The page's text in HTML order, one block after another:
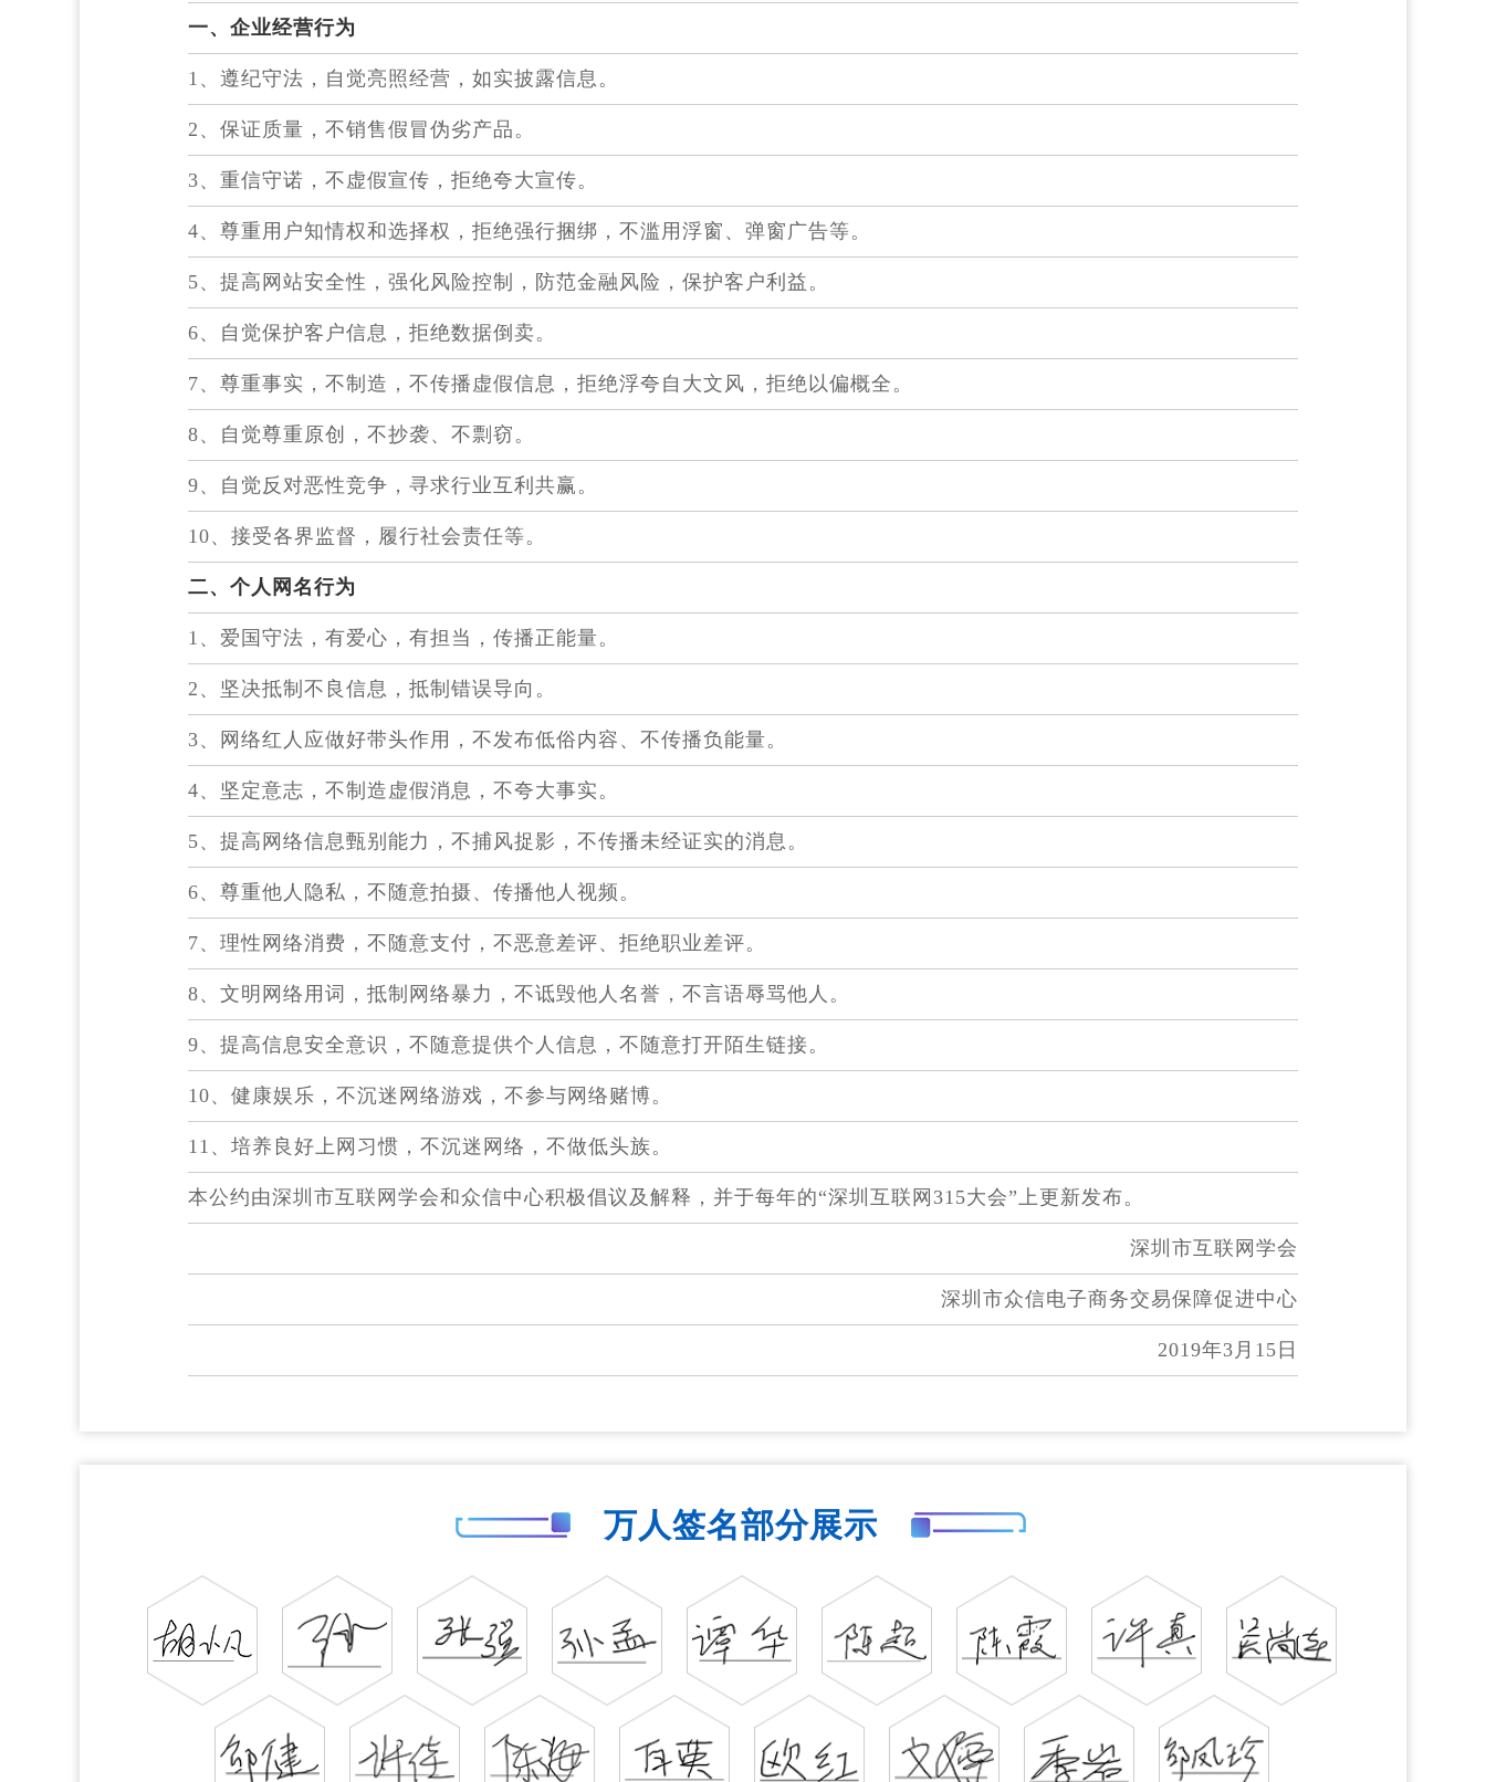
一、企业经营行为
1、遵纪守法，自觉亮照经营，如实披露信息。
2、保证质量，不销售假冒伪劣产品。
3、重信守诺，不虚假宣传，拒绝夸大宣传。
4、尊重用户知情权和选择权，拒绝强行捆绑，不滥用浮窗、弹窗广告等。
5、提高网站安全性，强化风险控制，防范金融风险，保护客户利益。
6、自觉保护客户信息，拒绝数据倒卖。
7、尊重事实，不制造，不传播虚假信息，拒绝浮夸自大文风，拒绝以偏概全。
8、自觉尊重原创，不抄袭、不剽窃。
9、自觉反对恶性竞争，寻求行业互利共赢。
10、接受各界监督，履行社会责任等。
二、个人网名行为
1、爱国守法，有爱心，有担当，传播正能量。
2、坚决抵制不良信息，抵制错误导向。
3、网络红人应做好带头作用，不发布低俗内容、不传播负能量。
4、坚定意志，不制造虚假消息，不夸大事实。
5、提高网络信息甄别能力，不捕风捉影，不传播未经证实的消息。
6、尊重他人隐私，不随意拍摄、传播他人视频。
7、理性网络消费，不随意支付，不恶意差评、拒绝职业差评。
8、文明网络用词，抵制网络暴力，不诋毁他人名誉，不言语辱骂他人。
9、提高信息安全意识，不随意提供个人信息，不随意打开陌生链接。
10、健康娱乐，不沉迷网络游戏，不参与网络赌博。
11、培养良好上网习惯，不沉迷网络，不做低头族。
本公约由深圳市互联网学会和众信中心积极倡议及解释，并于每年的“深圳互联网315大会”上更新发布。
深圳市互联网学会
深圳市众信电子商务交易保障促进中心
2019年3月15日
万人签名部分展示